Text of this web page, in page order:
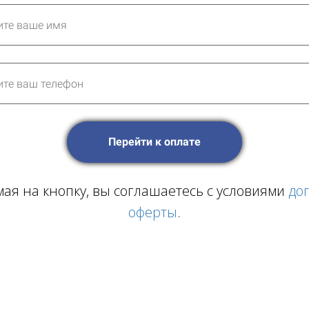
Перейти к оплате
на кнопку, вы соглашаетесь с условиями
оферты.